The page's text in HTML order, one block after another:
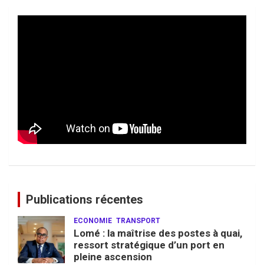
Publications récentes
ECONOMIE TRANSPORT
Lomé : la maîtrise des postes à quai,
ressort stratégique d’un port en
pleine ascension